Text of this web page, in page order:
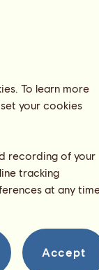
Gjør hestene
finpuss
skreddersydd
prestisjetunge
To learn more
set your cookies
recording of your
tracking
at any
Accept